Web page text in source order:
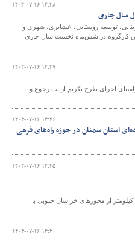
۱۴۰۳-۰۷-۱۶ ۱۴:۲۸
توسعه روستایی، عشایری، شهری و
غربی از افزایش ۱۵۰ درصدی مصوبات این کارگروه در شش‌ماه نخست سال جاری
۱۴۰۳-۰۷-۱۶ ۱۴:۲۷
اجرای طرح تکریم ارباب رجوع و
۱۴۰۳-۰۷-۱۶ ۱۴:۲۶
و حمل و نقل جاده‌ای استان سمنان در حوزه راه‌های فرعی
۱۴۰۳-۰۷-۱۶ ۱۴:۲۵
مدیرکل راهداری و حمل و نقل جاده‌ای خراسان جنوبی از لکه گیری و روکش آسفالت ۶۲۱ کیلومتر از محورهای خراسان جنوبی با
۱۴۰۳-۰۷-۱۶ ۱۴:۲۰